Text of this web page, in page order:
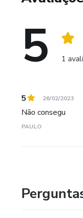
5 1
5 26/02/2023
Não consegu
PAULO